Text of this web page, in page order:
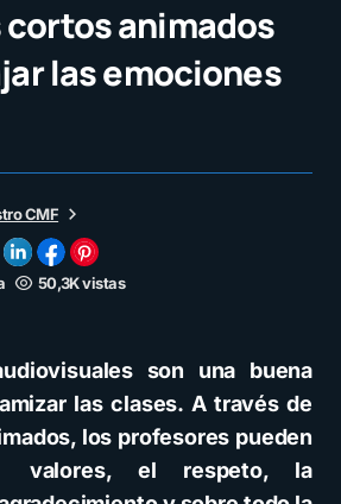
animados
las emociones
CMF
50,3K vistas
son una buena
las clases. A través de
los profesores pueden
el respeto, la